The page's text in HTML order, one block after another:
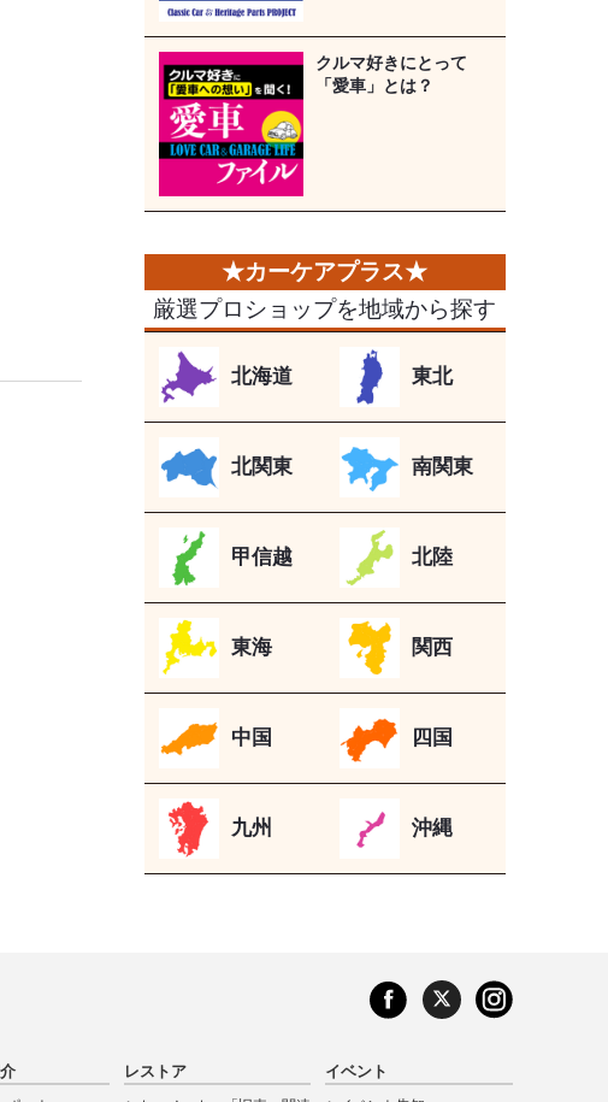
クルマ好きにとって
「愛車」とは？
厳選プロショップを地域から探す
北海道 東北
北関東 南関東
甲信越 北陸
東海 関西
中国 四国
九州 沖縄
レストア
イベント